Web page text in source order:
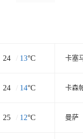
24 / 13°C 卡塞
24 / 14°C 卡森
25 / 12°C 曼萨